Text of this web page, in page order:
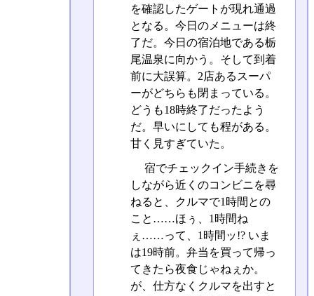
を確認したゲートが現れ通過
となる。今日のメニューは終
了だ。今日の宿泊地である栃
尾温泉に向かう。そして到着
前に大誤算。2店あるスーパ
ーがどちらも閉まっている。
どうも18時終了だったよう
だ。早いにしても程がある。
甘く見すぎていた。
宿でチェックイン手続きを
しながら近くのコンビニを尋
ねると、クルマで1時間との
こと……ほぅ、1時間ね
ぇ……って、1時間ッ!? いま
は19時前。弁当を買って帰っ
てきたら夜食じゃねぇか。
が、仕方なくクルマを出すと